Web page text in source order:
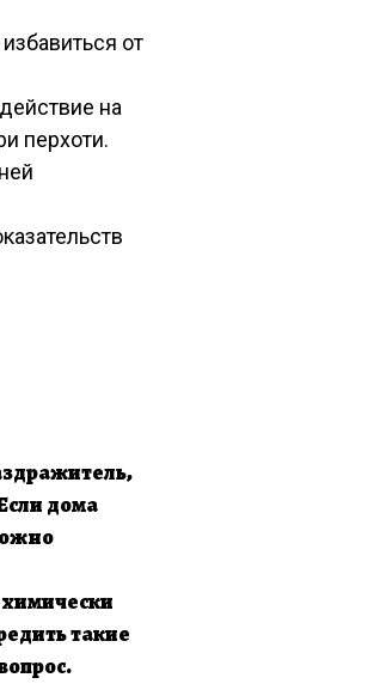
от
на
перхоти.
дома
химически
такие